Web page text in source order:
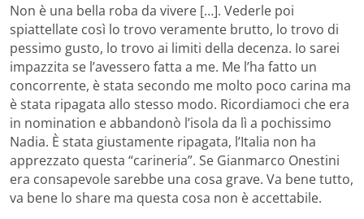
Non è una bella roba da vivere […]. Vederle poi
spiattellate così lo trovo veramente brutto, lo trovo di
pessimo gusto, lo trovo ai limiti della decenza. Io sarei
impazzita se l’avessero fatta a me. Me l’ha fatto un
concorrente, è stata secondo me molto poco carina ma
è stata ripagata allo stesso modo. Ricordiamoci che era
in nomination e abbandonò l’isola da lì a pochissimo
Nadia. È stata giustamente ripagata, l’Italia non ha
apprezzato questa “carineria”. Se Gianmarco Onestini
era consapevole sarebbe una cosa grave. Va bene tutto,
va bene lo share ma questa cosa non è accettabile.